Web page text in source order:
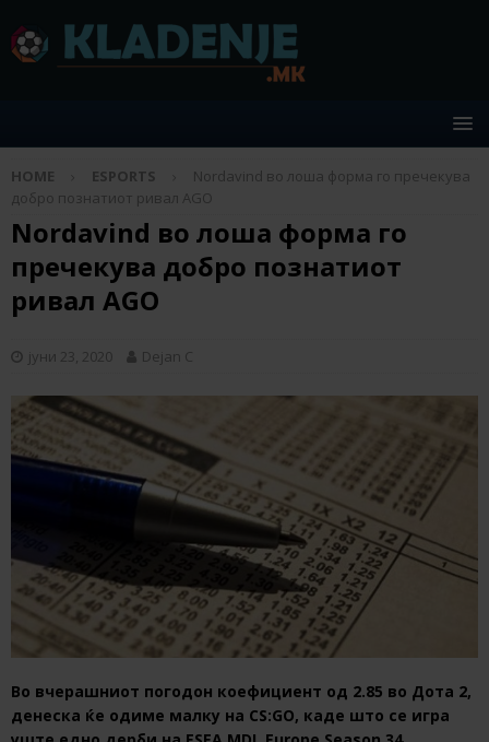
HOME ESPORTS
Nordavind во лоша форма го пречекува
добро познатиот ривал AGO
Nordavind во лоша форма го
пречекува добро познатиот
ривал AGO
јуни 23, 2020 Dejan C
Во вчерашниот погодон коефициент од 2.85 во Дота 2,
денеска ќе одиме малку на CS:GO, каде што се игра